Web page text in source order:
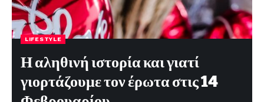
LIFESTYLE
Η αληθινή ιστορία και γιατί
γιορτάζουμε τον έρωτα στις 14